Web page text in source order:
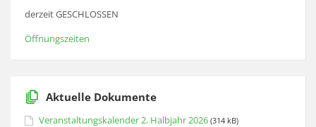
derzeit GESCHLOSSEN
Öffnungszeiten
Aktuelle Dokumente
Veranstaltungskalender 2. Halbjahr 2026 (314 kB)